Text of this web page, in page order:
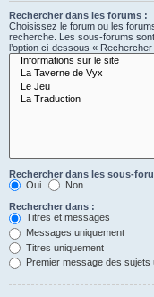
Rechercher dans les forums :
Choisissez le forum ou les
recherche. Les sous-forums
l’option ci-dessous «
Rechercher dans les sous-
Oui
Non
Rechercher dans :
Titres et messages
Messages uniquement
Titres uniquement
Premier message des sujets